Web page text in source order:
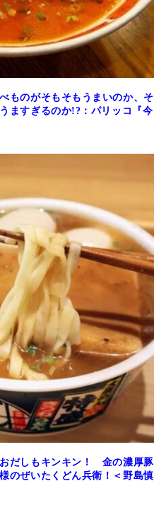
ものがそもそもうまいのか、そ
ますぎるのか!?：パリッコ『今
おだしもキンキン！ 金の濃厚豚
のぜいたくどん兵衛！＜野島慎